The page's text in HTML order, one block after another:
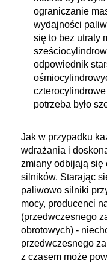
ograniczanie
wydajności
się to bez utraty
odpowiednik
potrzeba było
Jak w przypadku
wdrażania i
zmiany odbijają się
silników. Starając
paliwowo silniki
mocy, producenci
(przedwczesnego
obrotowych) -
przedwczesnego
z czasem może